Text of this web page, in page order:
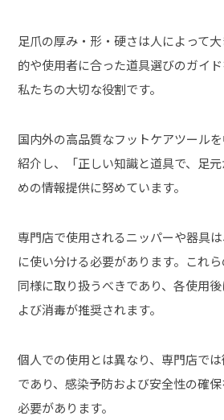
足爪の厚み・形・硬さは人によって
的や使用者に合った道具選びのガイド
私たちの大切な役割です。
国内外の高品質なフットケアツール
紹介し、「正しい知識と道具で、足
めの情報提供に努めています。
専門店で使用されるニッパーや器具
に使い分ける必要があります。これ
同様に取り扱うべきであり、各使用
よび消毒が推奨されます。
個人での使用とは異なり、専門店で
であり、感染予防および安全性の確
必要があります。